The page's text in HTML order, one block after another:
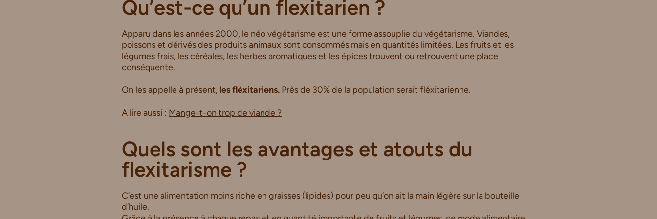
Qu’est-ce qu’un flexitarien ?
Apparu dans les années 2000, le néo végétarisme est une forme assouplie du végétarisme. Viandes,
poissons et dérivés des produits animaux sont consommés mais en quantités limitées. Les fruits et les
légumes frais, les céréales, les herbes aromatiques et les épices trouvent ou retrouvent une place
conséquente.
On les appelle à présent, les fléxitariens. Près de 30% de la population serait fléxitarienne.
A lire aussi : Mange-t-on trop de viande ?
Quels sont les avantages et atouts du
flexitarisme ?
C’est une alimentation moins riche en graisses (lipides) pour peu qu’on ait la main légère sur la bouteille
d’huile.